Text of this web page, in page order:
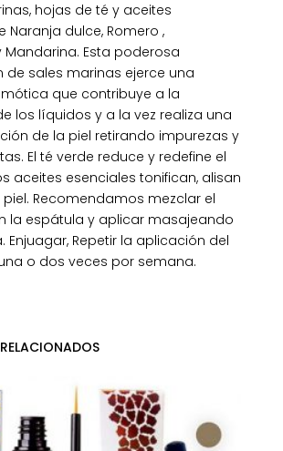
hojas de té y aceites
Naranja dulce, Romero ,
Esta poderosa
sales marinas ejerce una
que contribuye a la
los líquidos y a la vez realiza una
de la piel retirando impurezas y
El té verde reduce y redefine el
aceites esenciales tonifican, alisan
Recomendamos mezclar el
la espátula y aplicar masajeando
Enjuagar, Repetir la aplicación del
o dos veces por semana.